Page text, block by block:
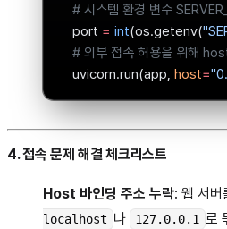
# 시스템 환경 변수
    port
= int(os.getenv(
# 외부 접속 허용을 위해
    uvicorn.run(app,
host=
4. 접속 문제 해결 체크리스트
Host 바인딩 주소 누락: 웹 서버
localhost 나 127.0.0.1 로